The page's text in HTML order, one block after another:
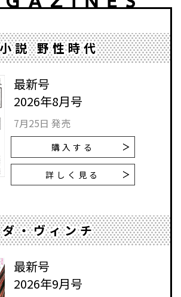
説 野性時代
最新号
2026年8月号
7月25日 発売
購入する
詳しく見る
ダ・ヴィンチ
最新号
2026年9月号